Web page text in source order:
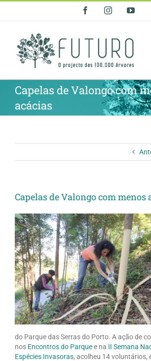
FacebookInstagram
Capelas de Valongo com
acácias
Capelas de Valongo com menos
do Parque das Serras do Porto. A ação de
nos Encontros do Parquee na II Semana
Espécies Invasoras, acolheu 14 voluntários,